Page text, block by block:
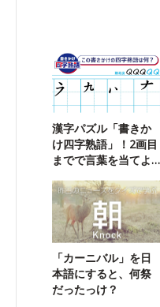
漢字パズル「書きか
け四字熟語」！2画目
までで言葉を当てよ
「カーニバル」を日
本語にすると、何祭
だったっけ？